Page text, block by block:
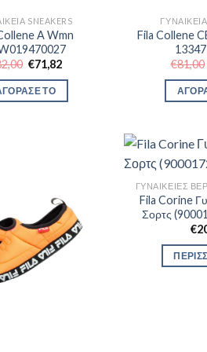
SNEAKERS
A Wmn
Original
price
was:
€82,00.
€71,82Η
τιμή
ΤΟ
ΓΥΝΑΙΚΕΊΑ
Fila Collene
€81,00
ΓΥΝΑΙΚΕΊΕΣ
Fila Corine
Σορτς
€